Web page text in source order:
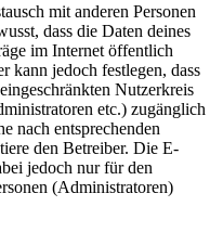
mit anderen Personen
dass die Daten deines
im Internet öffentlich
kann jedoch festlegen, dass
Nutzerkreis
etc.) zugänglich
nach entsprechenden
den Betreiber. Die E-
jedoch nur für den
(Administratoren)